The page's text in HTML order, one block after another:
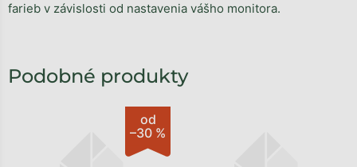
farieb v závislosti od nastavenia vášho monitora.
od
–30 %